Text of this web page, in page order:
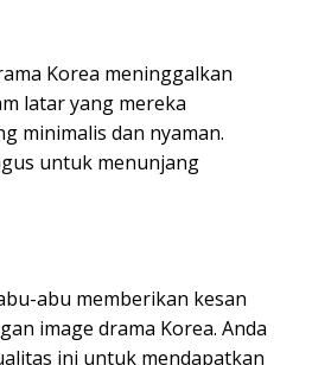
Korea meninggalkan
latar yang mereka
minimalis dan nyaman.
untuk menunjang
abu memberikan kesan
image drama Korea. Anda
ini untuk mendapatkan